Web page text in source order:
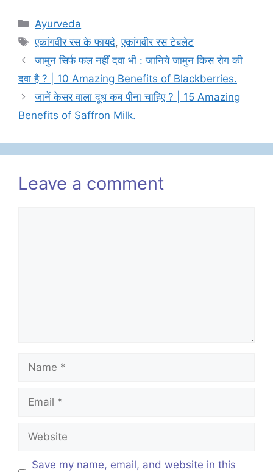
Categories
Ayurveda
Tags
एकांगवीर रस के फायदे,एकांगवीर रस टेबलेट
जामुन सिर्फ फल नहीं दवा भी : जानिये जामुन किस रोग की
दवा है ? | 10 Amazing Benefits of Blackberries.
जानें केसर वाला दूध कब पीना चाहिए ? | 15 Amazing
Benefits of Saffron Milk.
Leave a comment
Name
Email
Website
Save my name, email, and website in this